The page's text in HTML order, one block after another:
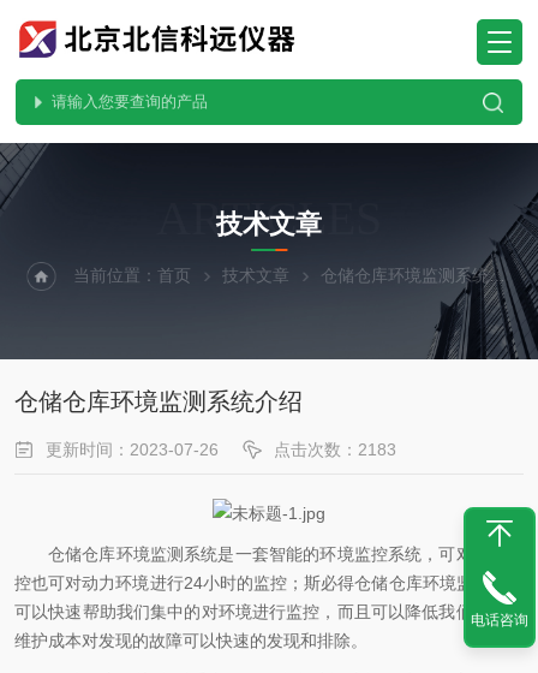
ARTICLES
技术文章
当前位置：首页 技术文章 仓储仓库环境监测系统介绍
仓储仓库环境监测系统介绍
更新时间：2023-07-26 点击次数：2183
仓储仓库环境监测系统是一套智能的环境监控系统，可对环境监
控也可对动力环境进行24小时的监控；斯必得仓储仓库环境监测系统
可以快速帮助我们集中的对环境进行监控，而且可以降低我们的人工
维护成本对发现的故障可以快速的发现和排除。
电话咨询